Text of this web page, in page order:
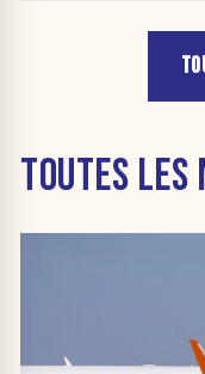
TOUTES LES